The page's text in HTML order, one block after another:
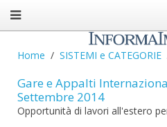
Home SISTEMI e CATEGORIE
Gare e Appalti
Settembre 2014
Opportunità di lavori all'estero